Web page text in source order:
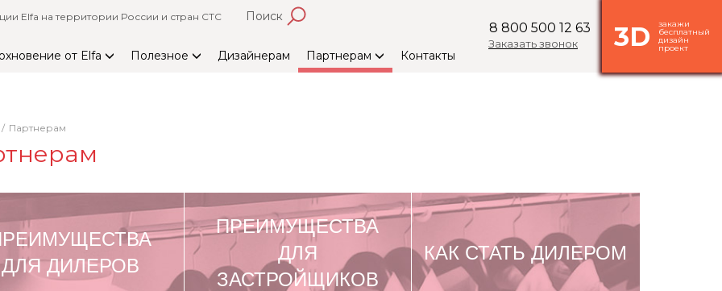
Elfa на территории России и стран СТС Поиск
3D закажи
бесплатный
дизайн
проект
8 800 500 12 63
Заказать звонок
от Elfa Полезное Дизайнерам Партнерам Контакты
Партнерам
ДЛЯ ДИЛЕРОВ
ПРЕИМУЩЕСТВА
ДЛЯ
ЗАСТРОЙЩИКОВ
КАК СТАТЬ ДИЛЕРОМ